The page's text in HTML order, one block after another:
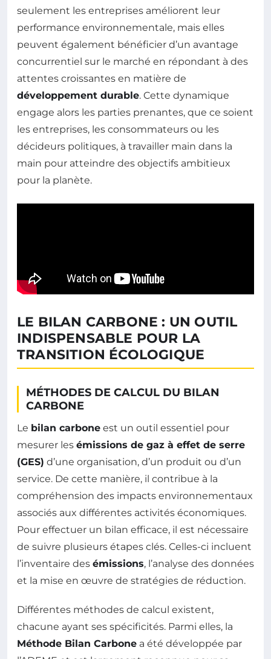
seulement les entreprises améliorent leur
performance environnementale, mais elles
peuvent également bénéficier d’un avantage
concurrentiel sur le marché en répondant à des
attentes croissantes en matière de
développement durable. Cette dynamique
engage alors les parties prenantes, que ce soient
les entreprises, les consommateurs ou les
décideurs politiques, à travailler main dans la
main pour atteindre des objectifs ambitieux
pour la planète.
LE BILAN CARBONE : UN OUTIL
INDISPENSABLE POUR LA
TRANSITION ÉCOLOGIQUE
MÉTHODES DE CALCUL DU BILAN
CARBONE
Le bilan carbone est un outil essentiel pour
mesurer les émissions de gaz à effet de serre
(GES) d’une organisation, d’un produit ou d’un
service. De cette manière, il contribue à la
compréhension des impacts environnementaux
associés aux différentes activités économiques.
Pour effectuer un bilan efficace, il est nécessaire
de suivre plusieurs étapes clés. Celles-ci incluent
l’inventaire des émissions, l’analyse des données
et la mise en œuvre de stratégies de réduction.
Différentes méthodes de calcul existent,
chacune ayant ses spécificités. Parmi elles, la
Méthode Bilan Carbone a été développée par